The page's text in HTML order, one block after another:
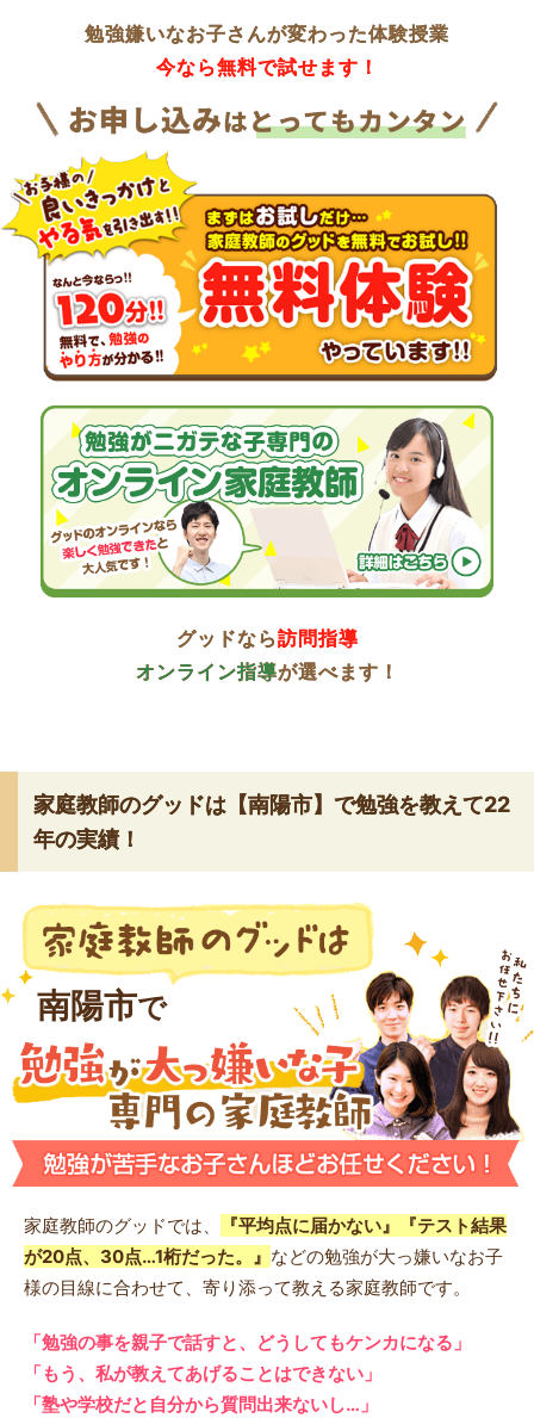
勉強嫌いなお子さんが変わった体験授業
今なら無料で試せます！
グッドなら訪問指導
オンライン指導が選べます！
家庭教師のグッドは【南陽市】で勉強を教えて22
年の実績！
南陽市で
家庭教師のグッドでは、
『平均点に届かない』『テスト結果
が20点、30点…1桁だった。』 などの勉強が大っ嫌いなお子
様の目線に合わせて、寄り添って教える家庭教師です。
「勉強の事を親子で話すと、どうしてもケンカになる」
「もう、私が教えてあげることはできない」
「塾や学校だと自分から質問出来ないし…」